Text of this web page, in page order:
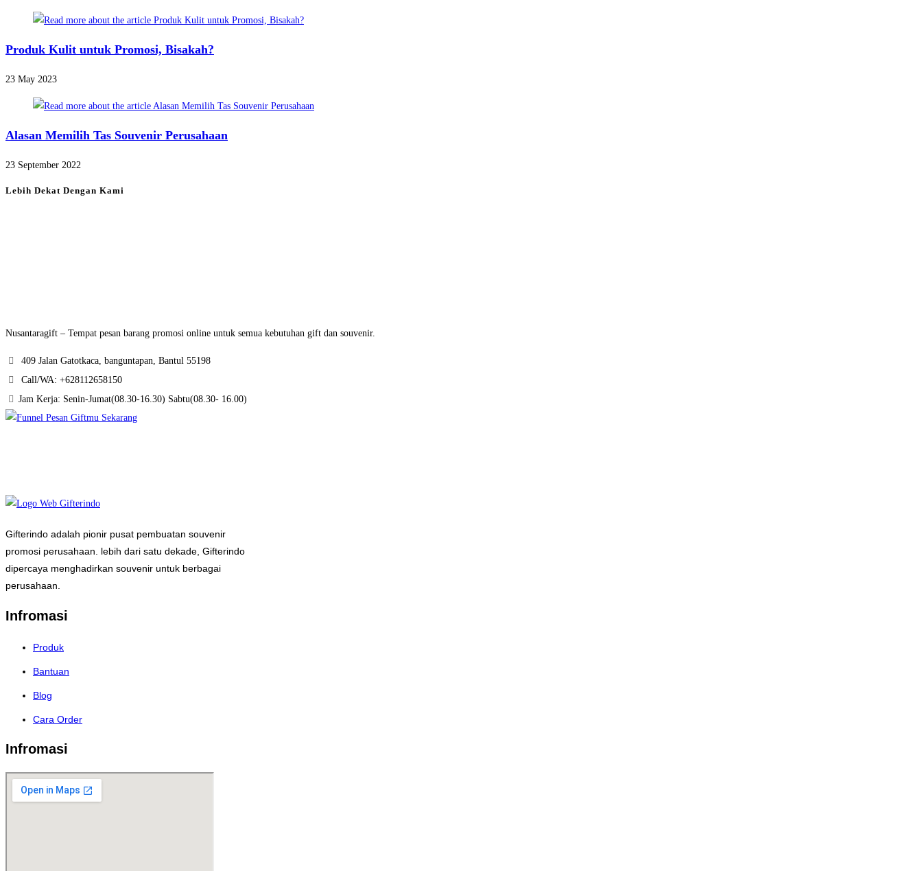
Produk Kulit untuk Promosi, Bisakah?
23 May 2023
Alasan Memilih Tas Souvenir Perusahaan
23 September 2022
Lebih Dekat Dengan Kami
Nusantaragift – Tempat pesan barang promosi online untuk semua kebutuhan gift dan souvenir.
409 Jalan Gatotkaca, banguntapan, Bantul 55198
Call/WA: +628112658150
Jam Kerja: Senin-Jumat(08.30-16.30) Sabtu(08.30- 16.00)
Gifterindo adalah pionir pusat pembuatan souvenir
promosi perusahaan. lebih dari satu dekade, Gifterindo
dipercaya menghadirkan souvenir untuk berbagai
perusahaan.
Infromasi
Produk
Bantuan
Blog
Cara Order
Infromasi